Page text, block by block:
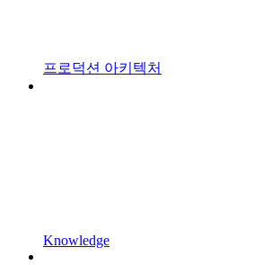
프로덕션 아키텍처
Knowledge